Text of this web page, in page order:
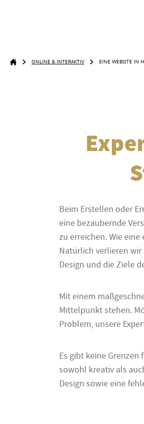
ONLINE & INTERAKTIV EINE WEBSITE IN
Beim Erstellen oder
eine bezaubernde
zu erreichen. Wie
Natürlich verlieren
Design und die Ziele
Mit einem
Mittelpunkt stehen.
Problem, unsere
Es gibt keine
sowohl kreativ als
Design sowie eine